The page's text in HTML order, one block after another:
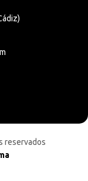
reservados